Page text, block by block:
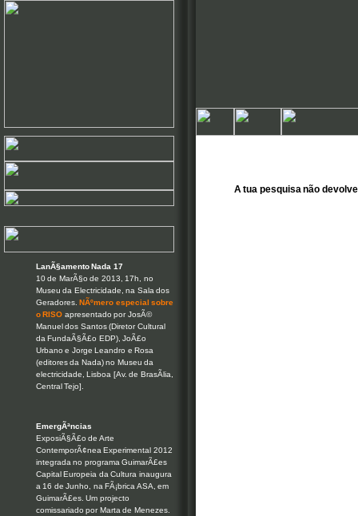
LanÃ§amento Nada 17
10 de MarÃ§o de 2013, 17h, no
Museu da Electricidade, na Sala dos
Geradores.NÃºmero especial sobre
o RISO apresentado por JosÃ©
Manuel dos Santos (Diretor Cultural
da FundaÃ§Ã£o EDP), JoÃ£o
Urbano e Jorge Leandro e Rosa
(editores da Nada) no Museu da
electricidade, Lisboa [Av. de BrasÃ­lia,
Central Tejo].
EmergÃªncias
ExposiÃ§Ã£o de Arte
ContemporÃ¢nea Experimental 2012
integrada no programa GuimarÃ£es
Capital Europeia da Cultura inaugura
a 16 de Junho, na FÃ¡brica ASA, em
GuimarÃ£es. Um projecto
comissariado por Marta de Menezes.
A tua pesquisa não